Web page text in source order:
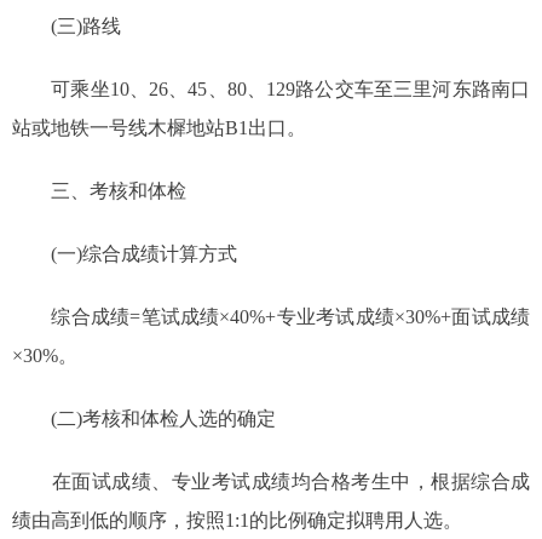
(三)路线
可乘坐10、26、45、80、129路公交车至三里河东路南口
站或地铁一号线木樨地站B1出口。
三、考核和体检
(一)综合成绩计算方式
综合成绩=笔试成绩×40%+专业考试成绩×30%+面试成绩
×30%。
(二)考核和体检人选的确定
在面试成绩、专业考试成绩均合格考生中，根据综合成
绩由高到低的顺序，按照1:1的比例确定拟聘用人选。